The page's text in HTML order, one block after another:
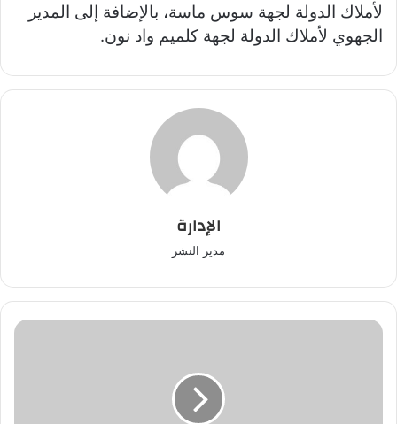
لأملاك الدولة لجهة سوس ماسة، بالإضافة إلى المدير
الجهوي لأملاك الدولة لجهة كلميم واد نون.
الإدارة
مدير النشر
"اللويز"